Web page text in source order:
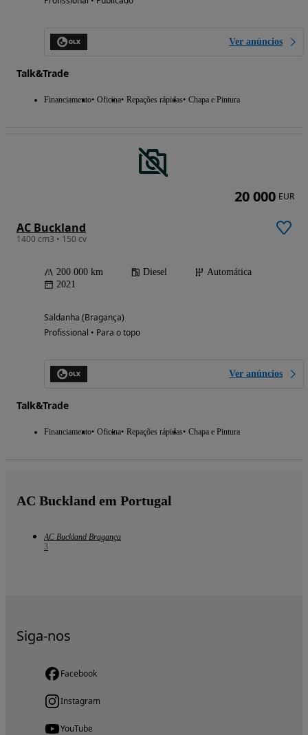
Ver anúncios
Talk&Trade
Financiamento Oficina Repações rápidas Chapa e Pintura
AC Buckland
1400 cm3 • 150 cv
200 000 km Diesel
Automática
2021
Saldanha (Bragança)
Profissional • Para o topo
Ver anúncios
Talk&Trade
Financiamento Oficina Repações rápidas Chapa e Pintura
20 000 EUR
AC Buckland em Portugal
AC Buckland Bragança
3
Siga-nos
Facebook
Instagram
YouTube